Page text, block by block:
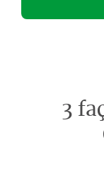
3